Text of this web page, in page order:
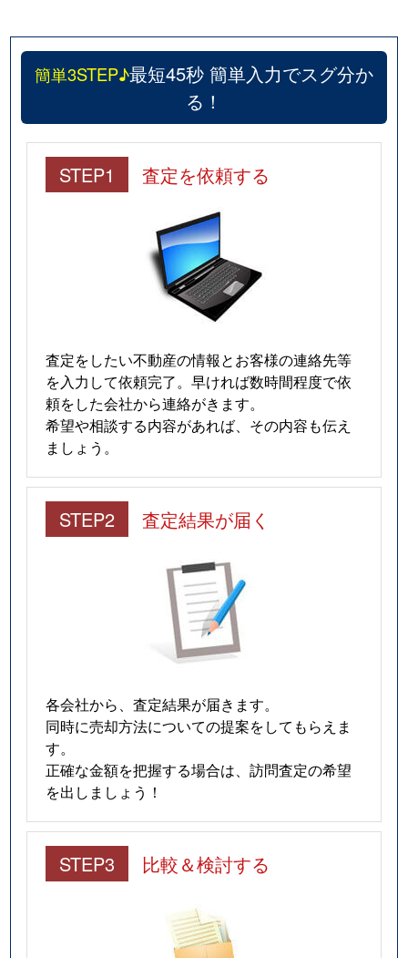
簡単3STEP♪最短45秒 簡単入力でスグ分か
る！
STEP1 査定を依頼する
査定をしたい不動産の情報とお客様の連絡先等
を入力して依頼完了。早ければ数時間程度で依
頼をした会社から連絡がきます。
希望や相談する内容があれば、その内容も伝え
ましょう。
STEP2 査定結果が届く
各会社から、査定結果が届きます。
同時に売却方法についての提案をしてもらえま
す。
正確な金額を把握する場合は、訪問査定の希望
を出しましょう！
STEP3 比較＆検討する